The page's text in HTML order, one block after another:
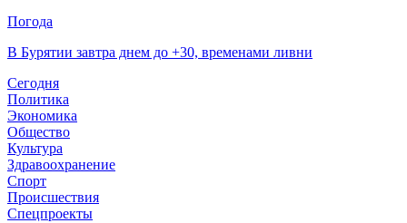
Погода
В Бурятии завтра днем до +30, временами ливни
Сегодня
Политика
Экономика
Общество
Культура
Здравоохранение
Спорт
Происшествия
Спецпроекты